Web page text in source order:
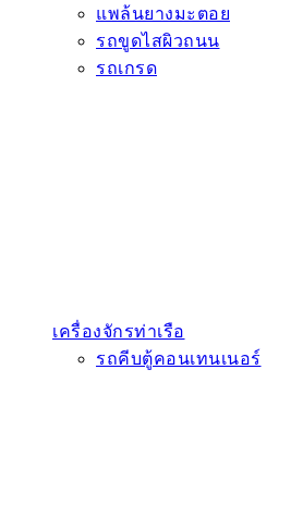
แพล้นยางมะตอย
รถขูดไสผิวถนน
รถเกรด
เครื่องจักรท่าเรือ
รถคีบตู้คอนเทนเนอร์